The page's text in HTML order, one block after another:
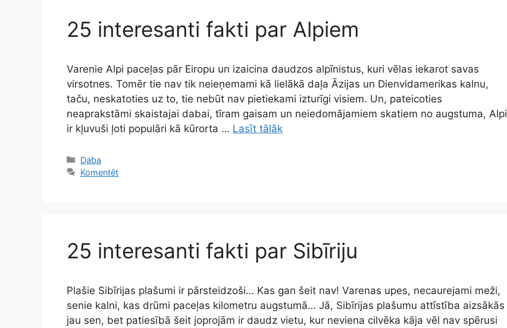
25 interesanti fakti par Alpiem
Varenie Alpi paceļas pār Eiropu un izaicina daudzos alpīnistus, kuri vēlas iekarot savas
virsotnes. Tomēr tie nav tik neieņemami kā lielākā daļa Āzijas un Dienvidamerikas kalnu,
taču, neskatoties uz to, tie nebūt nav pietiekami izturīgi visiem. Un, pateicoties
neaprakstāmi skaistajai dabai, tīram gaisam un neiedomājamiem skatiem no augstuma, Alpi
ir kļuvuši ļoti populāri kā kūrorta … Lasīt tālāk
Kategorijas
Daba
Komentēt
25 interesanti fakti par Sibīriju
Plašie Sibīrijas plašumi ir pārsteidzoši… Kas gan šeit nav! Varenas upes, necaurejami meži,
senie kalni, kas drūmi paceļas kilometru augstumā… Jā, Sibīrijas plašumu attīstība aizsākās
jau sen, bet patiesībā šeit joprojām ir daudz vietu, kur neviena cilvēka kāja vēl nav spērusi